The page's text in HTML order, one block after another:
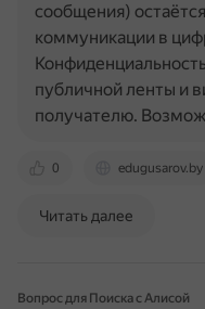
0 edugusarov.by
сообщения)
коммуникации в
публичной ленты и
получателю.
Читать далее
Вопрос для Поиска с Алисой